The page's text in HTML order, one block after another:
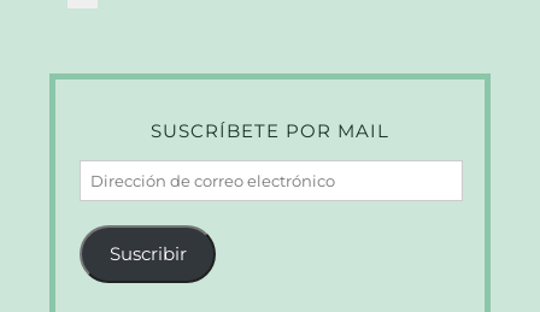
SUSCRÍBETE POR MAIL
Dirección
de
correo
electrónico
Suscribir